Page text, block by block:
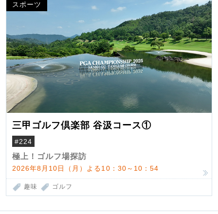
スポーツ
三甲ゴルフ倶楽部 谷汲コース①
#224
極上！ゴルフ場探訪
2026年8月10日（月）よる10：30～10：54
趣味 ゴルフ